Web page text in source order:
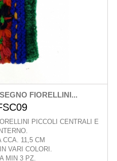
FIORELLINI...
PICCOLI CENTRALI E
CCA. 11,5 CM
VARI COLORI.
MIN 3 PZ.